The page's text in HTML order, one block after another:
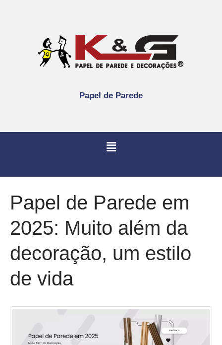
Papel de Parede
Papel de Parede em
2025: Muito além da
decoração, um estilo
de vida